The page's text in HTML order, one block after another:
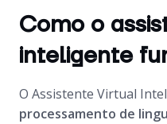
Como o
inteligente
O Assistente Virtual
processamento de